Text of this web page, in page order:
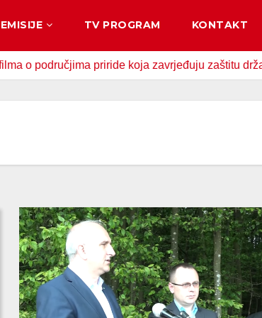
EMISIJE TV PROGRAM KONTAKT
priride koja zavrjeđuju zaštitu države